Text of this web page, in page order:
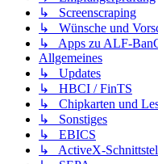
↳ Screenscraping
↳ Wünsche und
↳ Apps zu ALF-
Allgemeines
↳ Updates
↳ HBCI / FinTS
↳ Chipkarten und
↳ Sonstiges
↳ EBICS
↳ ActiveX-